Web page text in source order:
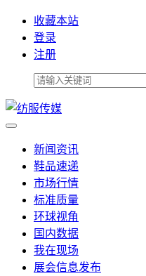
收藏本站
登录
注册
新闻资讯
鞋品速递
市场行情
标准质量
环球视角
国内数据
我在现场
展会信息发布